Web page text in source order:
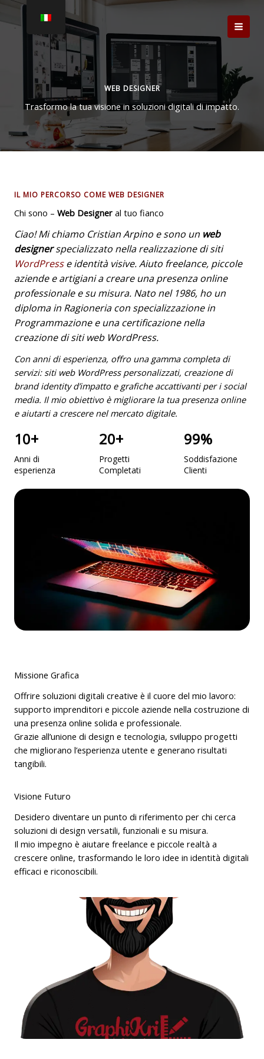
al
contenuto
WEB DESIGNER
Trasformo la tua visione in soluzioni digitali di impatto.
IL MIO PERCORSO COME WEB DESIGNER
Chi sono – Web Designer al tuo fianco
Ciao! Mi chiamo Cristian Arpino e sono un web
designerspecializzato nella realizzazione di siti
WordPresse identità visive. Aiuto freelance, piccole
aziende e artigiani a creare una presenza online
professionale e su misura. Nato nel 1986, ho un
diploma in Ragioneria con specializzazione in
Programmazione e una certificazione nella
creazione di siti web WordPress.
Con anni di esperienza, offro una gamma completa di
servizi: siti web WordPress personalizzati, creazione di
brand identity d’impatto e grafiche accattivanti per i social
media. Il mio obiettivo è migliorare la tua presenza online
e aiutarti a crescere nel mercato digitale.
10+
Anni di
esperienza
20+
Progetti
Completati
99%
Soddisfazione
Clienti
Missione Grafica
Offrire soluzioni digitali creative è il cuore del mio lavoro:
supporto imprenditori e piccole aziende nella costruzione di
una presenza online solida e professionale.
Grazie all’unione di design e tecnologia, sviluppo progetti
che migliorano l’esperienza utente e generano risultati
tangibili.
Visione Futuro
Desidero diventare un punto di riferimento per chi cerca
soluzioni di design versatili, funzionali e su misura.
Il mio impegno è aiutare freelance e piccole realtà a
crescere online, trasformando le loro idee in identità digitali
efficaci e riconoscibili.